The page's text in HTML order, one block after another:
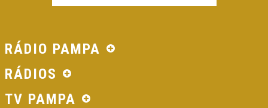
RÁDIO PAMPA
RÁDIOS
TV PAMPA